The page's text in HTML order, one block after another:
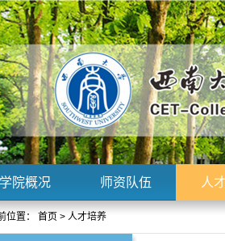
学院概况 师资队伍 人
位置： 首页 > 人才培养